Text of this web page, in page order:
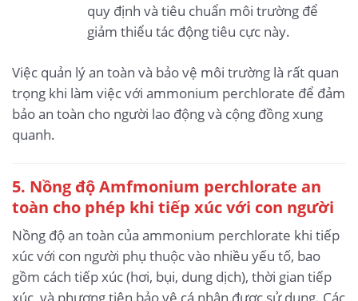
quy định và tiêu chuẩn môi trường để
giảm thiểu tác động tiêu cực này.
Việc quản lý an toàn và bảo vệ môi trường là rất quan
trọng khi làm việc với ammonium perchlorate để đảm
bảo an toàn cho người lao động và cộng đồng xung
quanh.
5. Nồng độ Amfmonium perchlorate an
toàn cho phép khi tiếp xúc với con người
Nồng độ an toàn của ammonium perchlorate khi tiếp
xúc với con người phụ thuộc vào nhiều yếu tố, bao
gồm cách tiếp xúc (hơi, bụi, dung dịch), thời gian tiếp